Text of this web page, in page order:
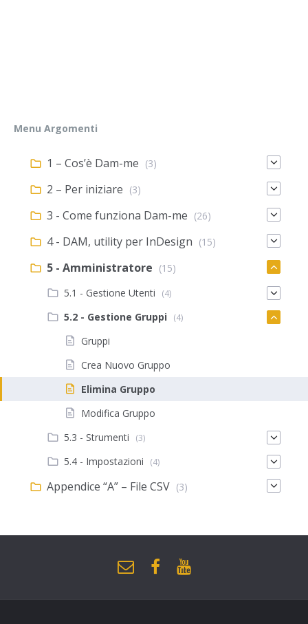
Menu Argomenti
1 – Cos’è Dam-me (3)
2 – Per iniziare (3)
3 - Come funziona Dam-me (26)
4 - DAM, utility per InDesign (15)
5 - Amministratore (15)
5.1 - Gestione Utenti
(4)
5.2 - Gestione Gruppi (4)
Gruppi
Crea Nuovo Gruppo
Elimina Gruppo
Modifica Gruppo
5.3 - Strumenti
(3)
5.4 - Impostazioni (4)
Appendice “A” – File CSV (3)